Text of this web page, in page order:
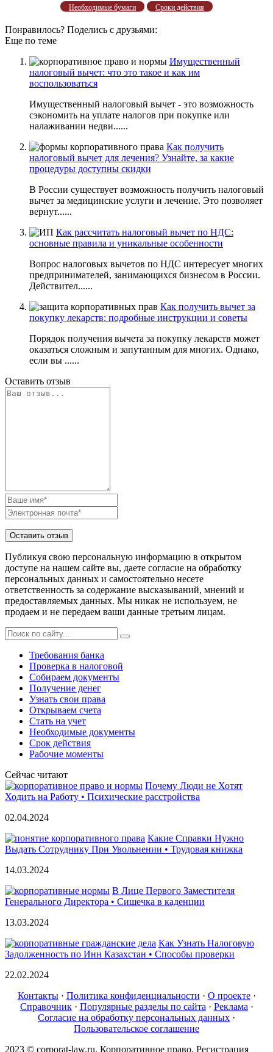
Необходимые бумаги
Сроки действия
Понравилось? Поделись с друзьями:
Еще по теме
Имущественный
налоговый вычет: что это такое и как им
воспользоваться
Имущественный налоговый вычет - это возможность
сэкономить на уплате налогов при покупке или
налаживании недви......
Как получить
налоговый вычет для лечения? Узнайте, за какие
процедуры доступны скидки
В России существует возможность получить налоговый
вычет за медицинские услуги и лечение. Это позволяет
вернут......
Как рассчитать налоговый вычет по НДС:
основные правила и уникальные особенности
Вопрос налоговых вычетов по НДС интересует многих
предпринимателей, занимающихся бизнесом в России.
Действител......
Как получить вычет за
покупку лекарств: подробные инструкции и советы
Порядок получения вычета за покупку лекарств может
оказаться сложным и запутанным для многих. Однако,
если вы ......
Оставить отзыв
Публикуя свою персональную информацию в открытом
доступе на нашем сайте вы, даете согласие на обработку
персональных данных и самостоятельно несете
ответственность за содержание высказываний, мнений и
предоставляемых данных. Мы никак не используем, не
продаем и не передаем ваши данные третьим лицам.
Требования банка
Проверка в налоговой
Собираем документы
Получение денег
Узнать свои права
Открываем счета
Стать на учет
Необходимые документы
Срок действия
Рабочие моменты
Сейчас читают
Почему Люди не Хотят
Ходить на Работу • Психические расстройства
02.04.2024
Какие Справки Нужно
Выдать Сотруднику При Увольнении • Трудовая книжка
14.03.2024
В Лице Первого Заместителя
Генерального Директора • Сишечка в каденции
13.03.2024
Как Узнать Налоговую
Задолженность по Инн Казахстан • Способы проверки
22.02.2024
Контакты· Политика конфиденциальности · О проекте·
Справочник· Популярные разделы по сайта · Реклама ·
Согласие на обработку персональных данных ·
Пользовательское соглашение
2023 © corporat-law.ru. Корпоративное право. Регистрация